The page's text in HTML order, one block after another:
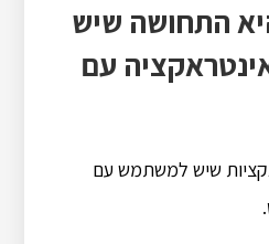
התחושה שיש
עם
שיש למשתמש עם